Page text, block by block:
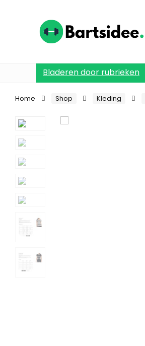
Bladeren door rubrieken
Home Shop Kleding